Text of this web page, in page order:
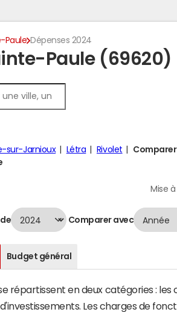
Paule Dépenses 2024
Paule (69620)
sur-Jarnioux Létra Rivolet
Mise
Comparer avec
Budget général
répartissent en deux catégories : les
Les charges de